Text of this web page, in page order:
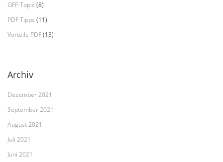
OFF-Topic (8)
PDF Tipps (11)
Vorteile PDF(13)
Archiv
Dezember 2021
September 2021
August 2021
Juli 2021
Juni 2021